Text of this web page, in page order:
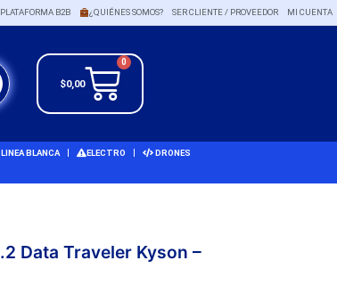
PLATAFORMA B2B ¿QUIÉNES SOMOS? SER CLIENTE / PROVEEDOR MI CUENTA
$0,00
0
LINEA BLANCA ELECTRO DRONES
Data Traveler Kyson –